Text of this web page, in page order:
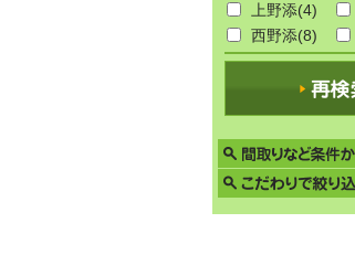
上野添(4)
西野添(8)